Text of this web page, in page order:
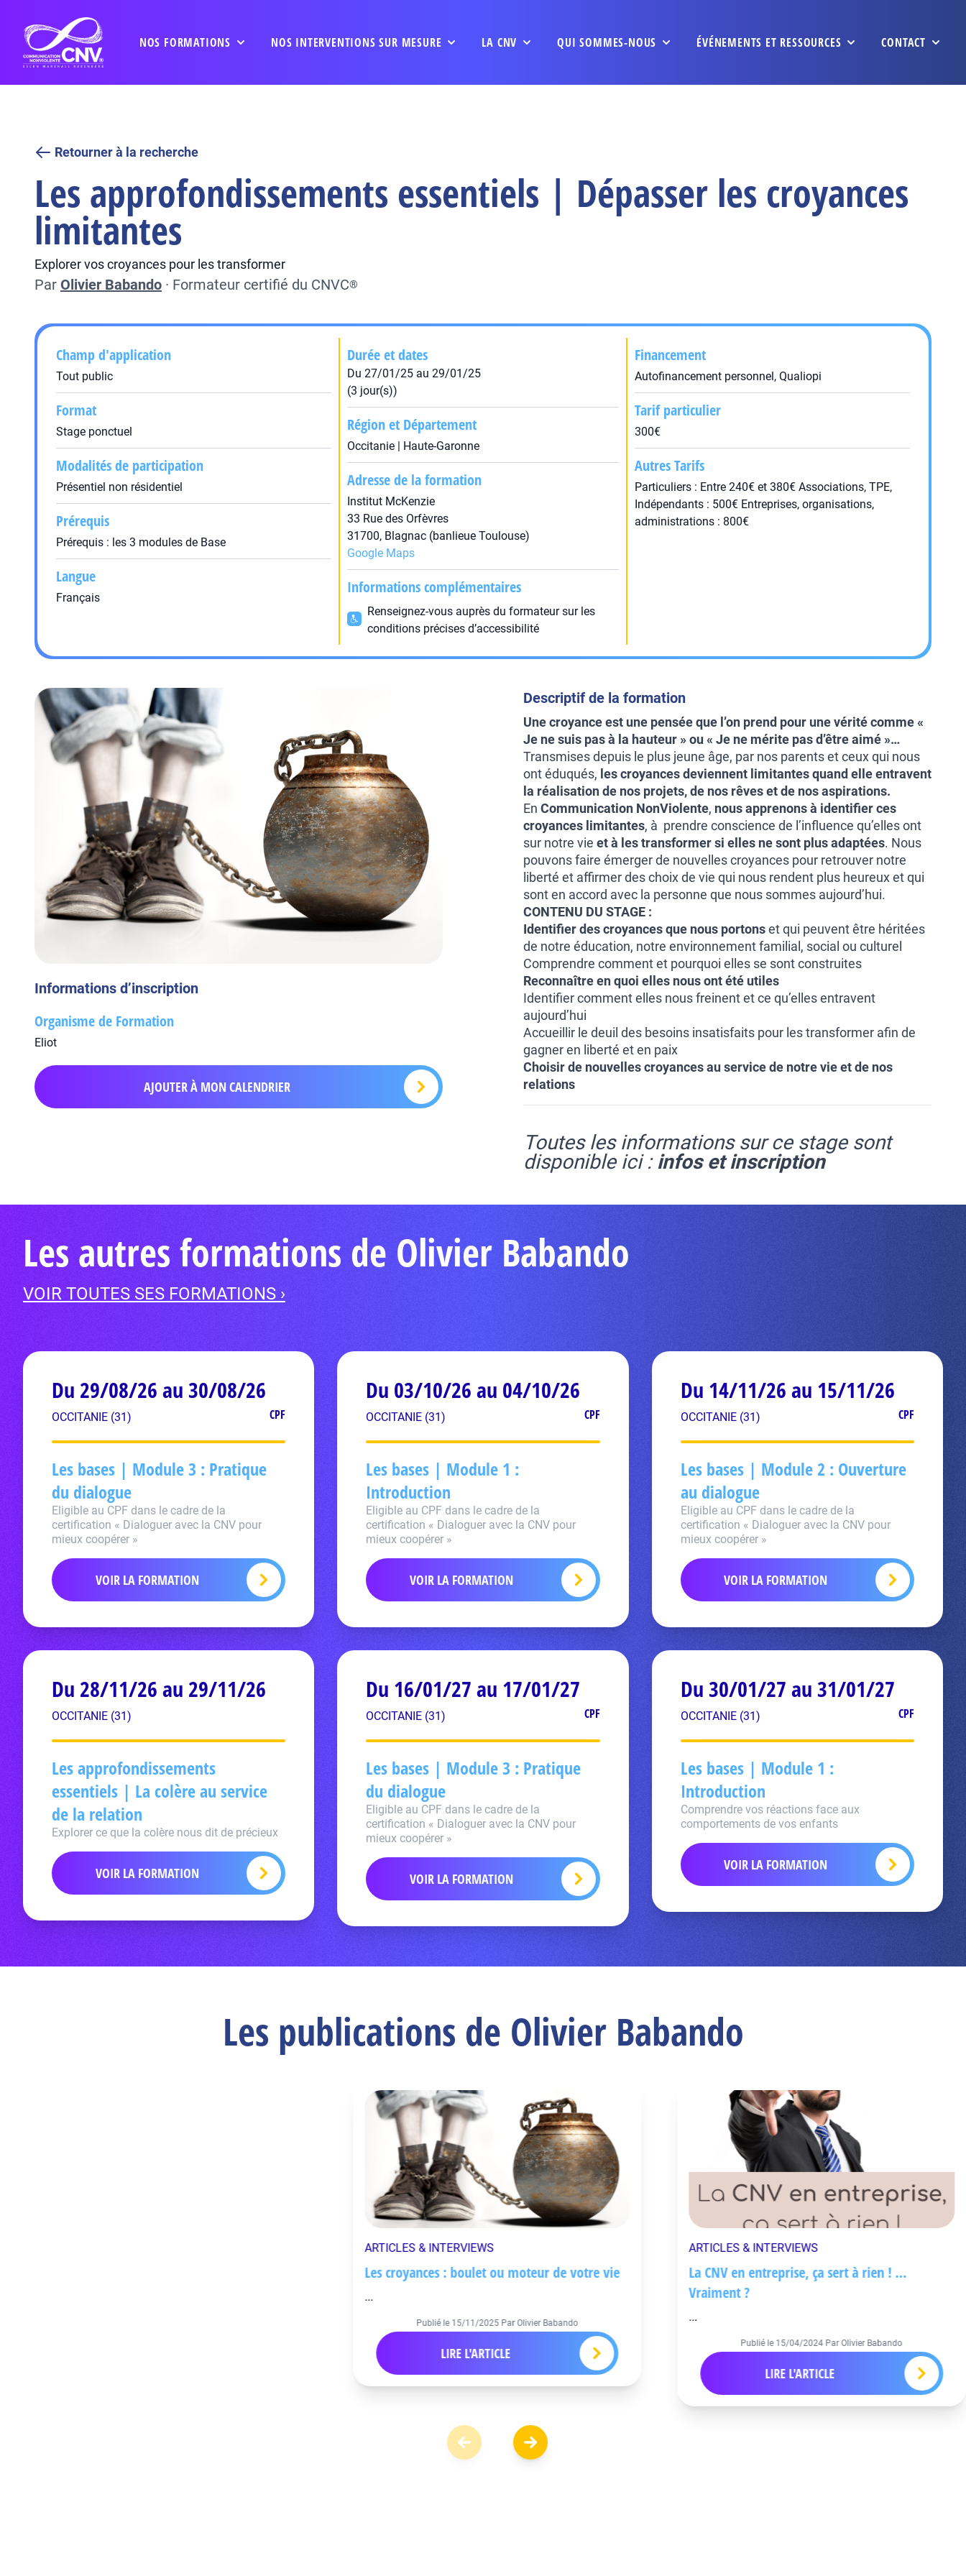
NOS FORMATIONS NOS INTERVENTIONS SUR MESURE LA CNV QUI SOMMES-NOUS ÉVÉNEMENTS ET RESSOURCES CONTACT
Retourner à la recherche
Les approfondissements essentiels | Dépasser les croyances
limitantes
Explorer vos croyances pour les transformer
Par Olivier Babando · Formateur certifié du CNVC®
Champ d'application
Tout public
Format
Stage ponctuel
Modalités de participation
Présentiel non résidentiel
Prérequis
Prérequis : les 3 modules de Base
Langue
Français
Durée et dates
Du 27/01/25 au 29/01/25
(3 jour(s))
Région et Département
Occitanie | Haute-Garonne
Adresse de la formation
Institut McKenzie
33 Rue des Orfèvres
31700, Blagnac (banlieue Toulouse)
Google Maps
Informations complémentaires
Renseignez-vous auprès du formateur sur les
conditions précises d’accessibilité
Financement
Autofinancement personnel, Qualiopi
Tarif particulier
300€
Autres Tarifs
Particuliers : Entre 240€ et 380€ Associations, TPE,
Indépendants : 500€ Entreprises, organisations,
administrations : 800€
Informations d’inscription
Organisme de Formation
Eliot
AJOUTER À MON CALENDRIER
Descriptif de la formation
Une croyance est une pensée que l’on prend pour une vérité comme «
Je ne suis pas à la hauteur » ou « Je ne mérite pas d’être aimé »…
Transmises depuis le plus jeune âge, par nos parents et ceux qui nous
ont éduqués, les croyances deviennent limitantes quand elle entravent
la réalisation de nos projets, de nos rêves et de nos aspirations.
En Communication NonViolente, nous apprenons à identifier ces
croyances limitantes, à prendre conscience de l’influence qu’elles ont
sur notre vie et à les transformer si elles ne sont plus adaptées. Nous
pouvons faire émerger de nouvelles croyances pour retrouver notre
liberté et affirmer des choix de vie qui nous rendent plus heureux et qui
sont en accord avec la personne que nous sommes aujourd’hui.
CONTENU DU STAGE :
Identifier des croyances que nous portonset qui peuvent être héritées
de notre éducation, notre environnement familial, social ou culturel
Comprendre comment et pourquoi elles se sont construites
Reconnaître en quoi elles nous ont été utiles
Identifier comment elles nous freinent et ce qu’elles entravent
aujourd’hui
Accueillir le deuil des besoins insatisfaits pour les transformer afin de
gagner en liberté et en paix
Choisir de nouvelles croyances au service de notre vie et de nos
relations
Toutes les informations sur ce stage sont
disponible ici :infos et inscription
Les autres formations de Olivier Babando
VOIR TOUTES SES FORMATIONS ›
Du 29/08/26 au 30/08/26
OCCITANIE (31) CPF
Les bases | Module 3 : Pratique
du dialogue
Eligible au CPF dans le cadre de la
certification « Dialoguer avec la CNV pour
mieux coopérer »
VOIR LA FORMATION
Du 03/10/26 au 04/10/26
OCCITANIE (31) CPF
Les bases | Module 1 :
Introduction
Eligible au CPF dans le cadre de la
certification « Dialoguer avec la CNV pour
mieux coopérer »
VOIR LA FORMATION
Du 14/11/26 au 15/11/26
OCCITANIE (31) CPF
Les bases | Module 2 : Ouverture
au dialogue
Eligible au CPF dans le cadre de la
certification « Dialoguer avec la CNV pour
mieux coopérer »
VOIR LA FORMATION
Du 28/11/26 au 29/11/26
OCCITANIE (31)
Les approfondissements
essentiels | La colère au service
de la relation
Explorer ce que la colère nous dit de précieux
VOIR LA FORMATION
Du 16/01/27 au 17/01/27
OCCITANIE (31) CPF
Les bases | Module 3 : Pratique
du dialogue
Eligible au CPF dans le cadre de la
certification « Dialoguer avec la CNV pour
mieux coopérer »
VOIR LA FORMATION
Du 30/01/27 au 31/01/27
OCCITANIE (31) CPF
Les bases | Module 1 :
Introduction
Comprendre vos réactions face aux
comportements de vos enfants
VOIR LA FORMATION
Les publications de Olivier Babando
ARTICLES & INTERVIEWS
Les croyances : boulet ou moteur de votre vie
...
Publié le 15/11/2025 Par Olivier Babando
LIRE L'ARTICLE
ARTICLES & INTERVIEWS
La CNV en entreprise, ça sert à rien ! …
Vraiment ?
...
Publié le 15/04/2024 Par Olivier Babando
LIRE L'ARTICLE